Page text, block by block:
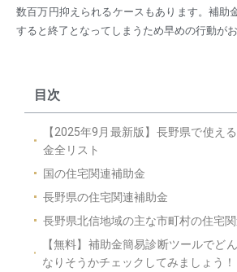
数百万円抑えられるケースもあります。補助
すると終了となってしまうため早めの行動がお
目次
【2025年9月最新版】長野県で使え
金全リスト
国の住宅関連補助金
長野県の住宅関連補助金
長野県北信地域の主な市町村の住宅
【無料】補助金簡易診断ツールでど
なりそうかチェックしてみましょう！